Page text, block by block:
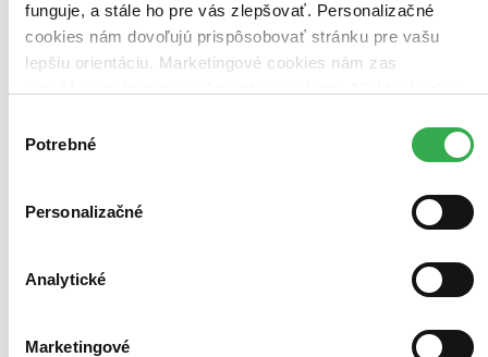
funguje, a stále ho pre vás zlepšovať. Personalizačné
cookies nám dovoľujú prispôsobovať stránku pre vašu
lepšiu orientáciu. Marketingové cookies nám zas
keby sme mohli používať všetky tieto cookies. Ďakujeme!
súhlasu
Potrebné
Personalizačné
Analytické
Marketingové